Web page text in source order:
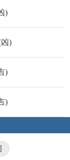
)
)
)
)